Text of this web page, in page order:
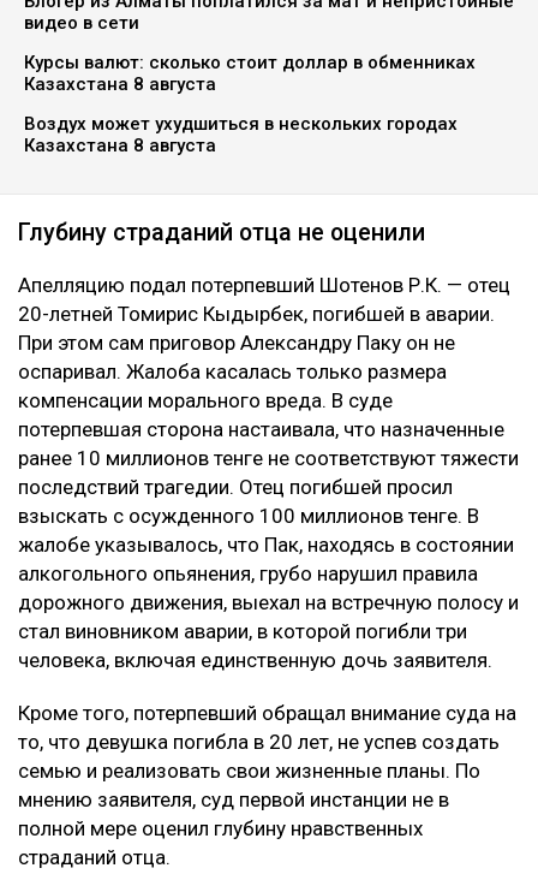
видео в сети
Курсы валют: сколько стоит доллар в обменниках
Казахстана 8 августа
Воздух может ухудшиться в нескольких городах
Казахстана 8 августа
Глубину страданий отца не оценили
Апелляцию подал потерпевший Шотенов Р.К. — отец
20-летней Томирис Кыдырбек, погибшей в аварии.
При этом сам приговор Александру Паку он не
оспаривал. Жалоба касалась только размера
компенсации морального вреда. В суде
потерпевшая сторона настаивала, что назначенные
ранее 10 миллионов тенге не соответствуют тяжести
последствий трагедии. Отец погибшей просил
взыскать с осужденного 100 миллионов тенге. В
жалобе указывалось, что Пак, находясь в состоянии
алкогольного опьянения, грубо нарушил правила
дорожного движения, выехал на встречную полосу и
стал виновником аварии, в которой погибли три
человека, включая единственную дочь заявителя.
Кроме того, потерпевший обращал внимание суда на
то, что девушка погибла в 20 лет, не успев создать
семью и реализовать свои жизненные планы. По
мнению заявителя, суд первой инстанции не в
полной мере оценил глубину нравственных
страданий отца.